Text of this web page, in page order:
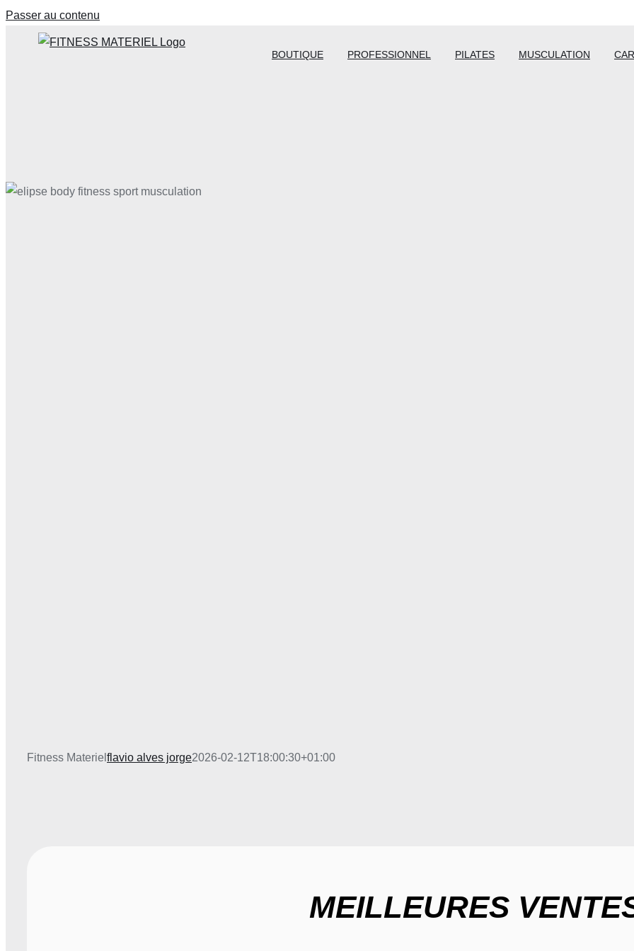
Passer au contenu
BOUTIQUE PROFESSIONNEL PILATES MUSCULATION
Fitness Materiel flavio alves jorge2026-02-12T18:00:30+01:00
MEILLEURES